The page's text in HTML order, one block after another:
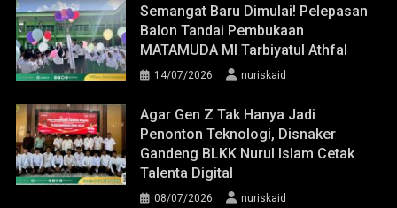
Semangat Baru Dimulai! Pelepasan
Balon Tandai Pembukaan
MATAMUDA MI Tarbiyatul Athfal
14/07/2026 nuriskaid
Agar Gen Z Tak Hanya Jadi
Penonton Teknologi, Disnaker
Gandeng BLKK Nurul Islam Cetak
Talenta Digital
08/07/2026 nuriskaid